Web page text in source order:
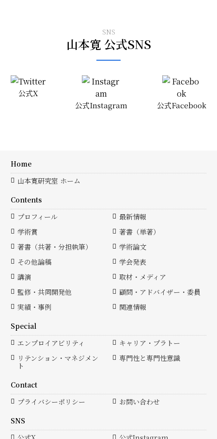
SNS
山本寛 公式SNS
公式X
公式Instagram
公式Facebook
Home
山本寛研究室 ホーム
Contents
プロフィール
最新情報
学術賞
著書（単著）
著書（共著・分担執筆）
学術論文
その他論稿
学会発表
講演
取材・メディア
監修・共同開発他
顧問・アドバイザー・委員
実績・事例
関連情報
Special
エンプロイアビリティ
キャリア・プラトー
リテンション・マネジメン
ト
専門性と専門性意識
Contact
プライバシーポリシー
お問い合わせ
SNS